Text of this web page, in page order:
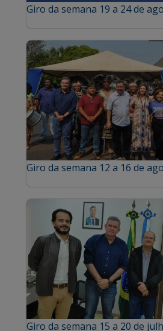
Giro da semana 19 a 24 de
Giro da semana 12 a 16 de
Giro da semana 15 a 20 de